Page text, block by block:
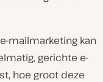
mailmarketing kan
gerichte e-
hoe groot deze